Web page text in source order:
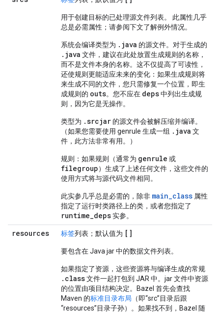
用于创建目标的已处理源文件列表。 此属性几乎
总是必需属性；请参阅下文了解例外情况。
系统会编译类型为 .java 的源文件。对于生成的
.java 文件，建议在此处放置生成规则的名称，
而不是文件本身的名称。这不仅提高了可读性，
还使规则更能适应未来的变化：如果生成规则将
来生成不同的文件，您只需修复一个位置，即生
成规则的 outs。您不应在 deps中列出生成规
则，因为它是无操作。
类型为 .srcjar 的源文件会被解压缩并编译。
（如果您需要使用 genrule 生成一组 .java 文
件，此方法非常有用。）
规则：如果规则（通常为 genrule 或
filegroup）生成了上述任何文件，这些文件的
使用方式将与源代码文件相同。
此实参几乎总是必需的，除非 main_class 属性
指定了运行时类路径上的类，或者您指定了
runtime_deps 实参。
resources 标签列表；默认值为 []
要包含在 Java jar 中的数据文件列表。
如果指定了资源，这些资源将与编译生成的常规
.class文件一起打包到 JAR 中。jar 文件中资源
的位置由项目结构决定。Bazel 首先会查找
Maven 的标准目录布局 （即“src”目录后跟
“resources”目录子孙）。如果找不到，Bazel 随